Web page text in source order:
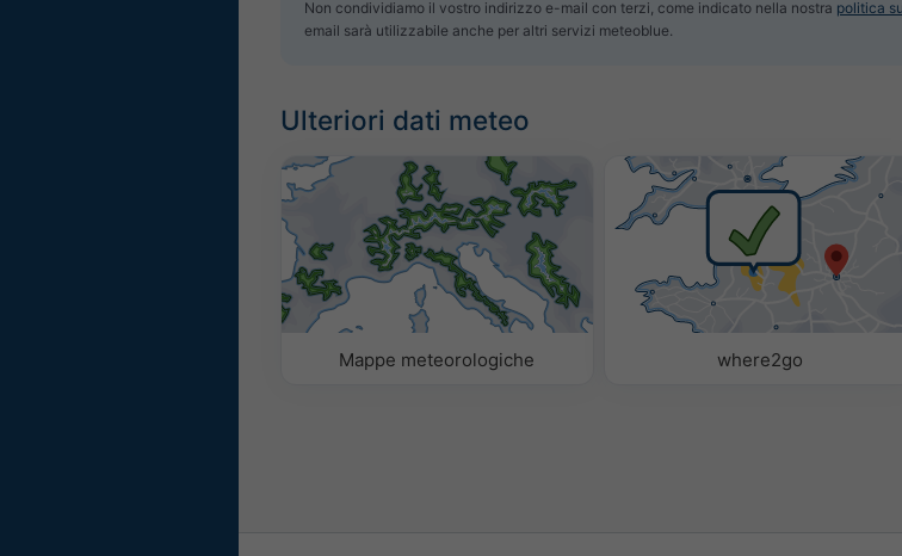
Non condividiamo il vostro indirizzo e-mail con terzi, come indicato nella nostra politica
email sarà utilizzabile anche per altri servizi meteoblue.
Ulteriori dati meteo
Mappe meteorologiche where2go